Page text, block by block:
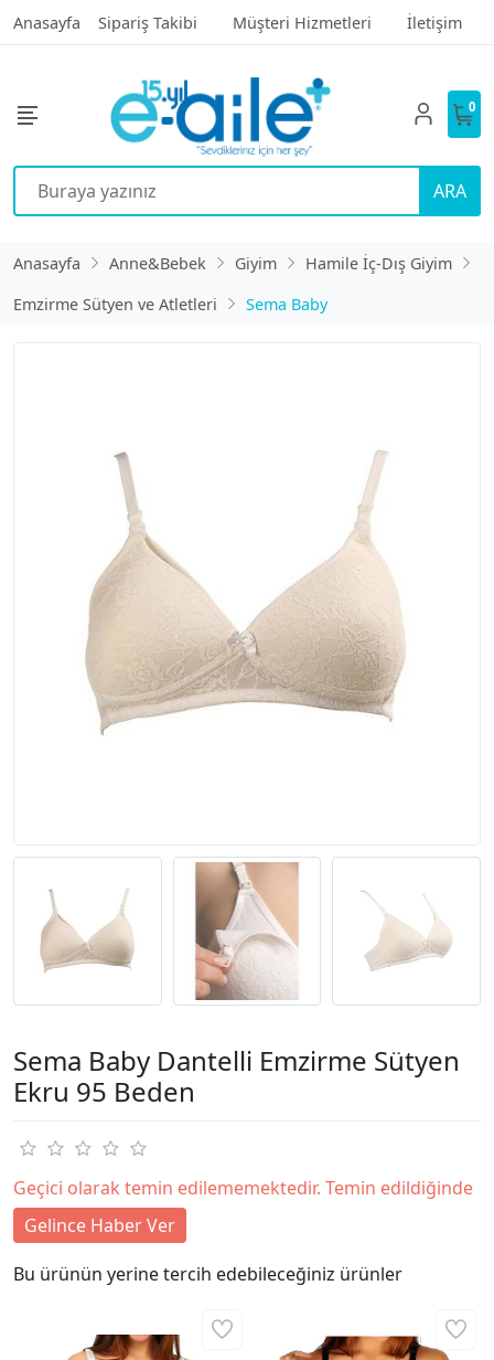
Anasayfa Sipariş Takibi Müşteri Hizmetleri İletişim
ARA
0
Anasayfa Anne&Bebek Giyim
Hamile İç-Dış Giyim
Emzirme Sütyen ve Atletleri
Sema Baby
Sema Baby Dantelli Emzirme Sütyen
Ekru 95 Beden
Geçici olarak temin edilememektedir. Temin edildiğinde
Gelince Haber Ver
Bu ürünün yerine tercih edebileceğiniz ürünler